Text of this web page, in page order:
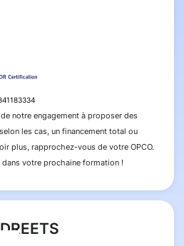
notre engagement à proposer des
les cas, un financement total ou
plus, rapprochez-vous de votre OPCO.
votre prochaine formation !